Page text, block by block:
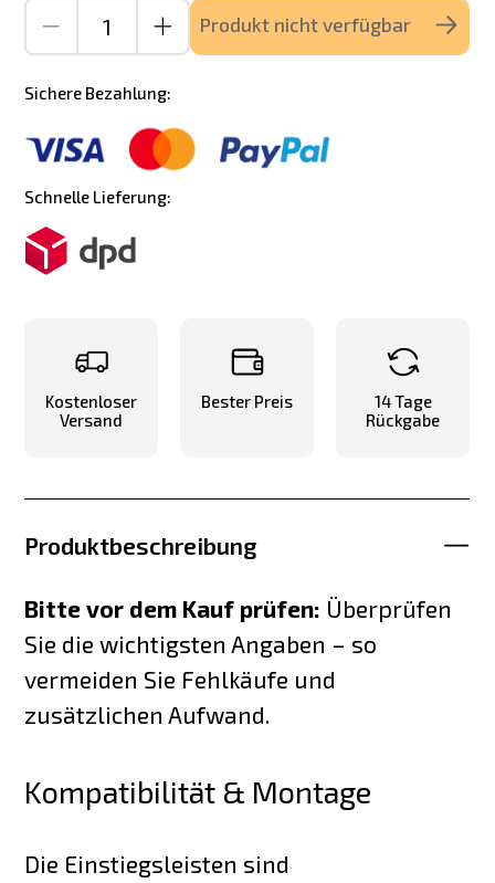
Produkt nicht verfügbar
Sichere Bezahlung:
Schnelle Lieferung:
Kostenloser
Versand
Bester Preis
14 Tage
Rückgabe
Produktbeschreibung
Bitte vor dem Kauf prüfen: Überprüfen
Sie die wichtigsten Angaben – so
vermeiden Sie Fehlkäufe und
zusätzlichen Aufwand.
Kompatibilität & Montage
Die Einstiegsleisten sind